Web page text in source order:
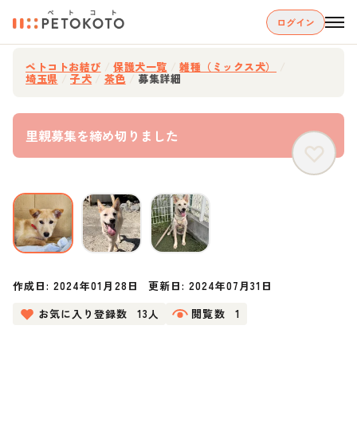
ログイン
ペトコトお結び 保護犬一覧 雑種（ミックス犬）
埼玉県 子犬 茶色 募集詳細
里親募集を締め切りました
作成日:2024年01月28日 更新日: 2024年07月31日
お気に入り登録数
13人 閲覧数 1